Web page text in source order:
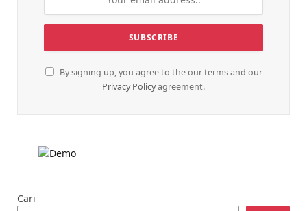
By signing up, you agree to the our terms and our
Privacy Policyagreement.
Cari